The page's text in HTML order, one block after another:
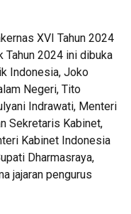
XVI Tahun 2024
2024 ini dibuka
Indonesia, Joko
Negeri, Tito
Indrawati, Menteri
Sekretaris Kabinet,
Kabinet Indonesia
Dharmasraya,
jajaran pengurus